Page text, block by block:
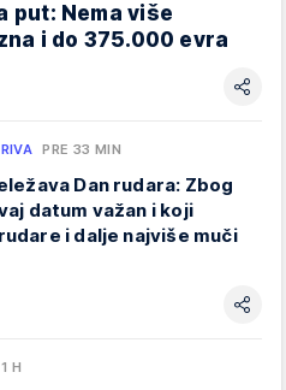
put: Nema više
i do 375.000 evra
PRE 33 MIN
Dan rudara: Zbog
datum važan i koji
i dalje najviše muči
H